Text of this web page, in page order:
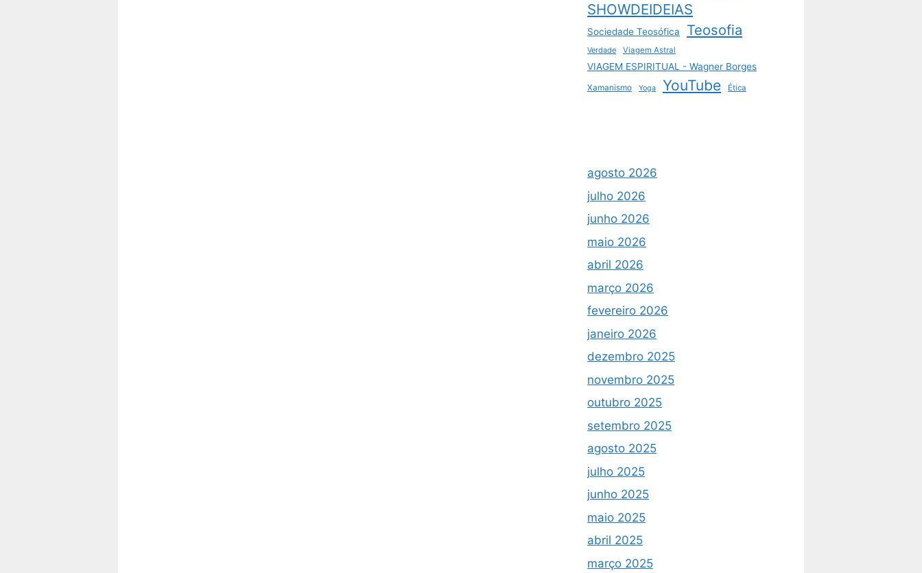
SHOWDEIDEIAS
Sociedade Teosófica Teosofia
Verdade Viagem Astral
VIAGEM ESPIRITUAL - Wagner Borges
Xamanismo Yoga YouTube Ética
agosto 2026
julho 2026
junho 2026
maio 2026
abril 2026
março 2026
fevereiro 2026
janeiro 2026
dezembro 2025
novembro 2025
outubro 2025
setembro 2025
agosto 2025
julho 2025
junho 2025
maio 2025
abril 2025
março 2025